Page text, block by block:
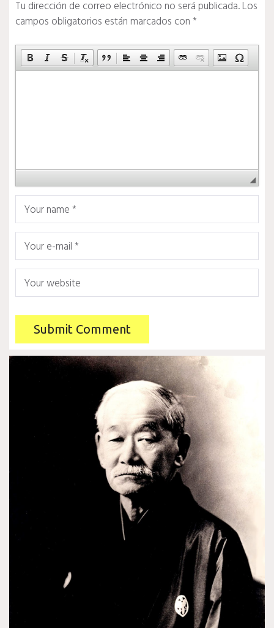
Tu dirección de correo electrónico no será publicada.Los
campos obligatorios están marcados con*